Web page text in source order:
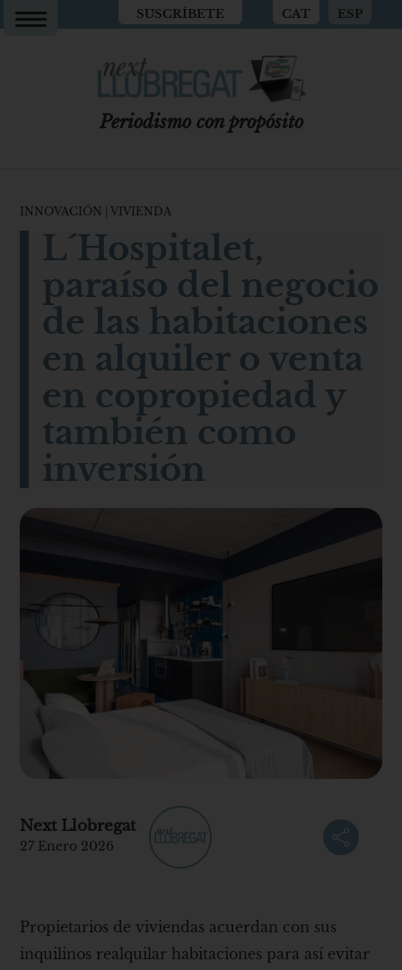
SUSCRÍBETE CAT ESP
Periodismo con propósito
INNOVACIÓN VIVIENDA
L´Hospitalet,
paraíso del negocio
de las habitaciones
en alquiler o venta
en copropiedad y
también como
inversión
Next Llobregat
27 Enero 2026
Propietarios de viviendas acuerdan con sus
inquilinos realquilar habitaciones para así evitar